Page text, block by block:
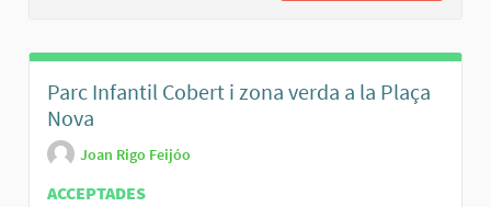
Parc Infantil Cobert i zona verda a la Plaça
Nova
Joan Rigo Feijóo
ACCEPTADES